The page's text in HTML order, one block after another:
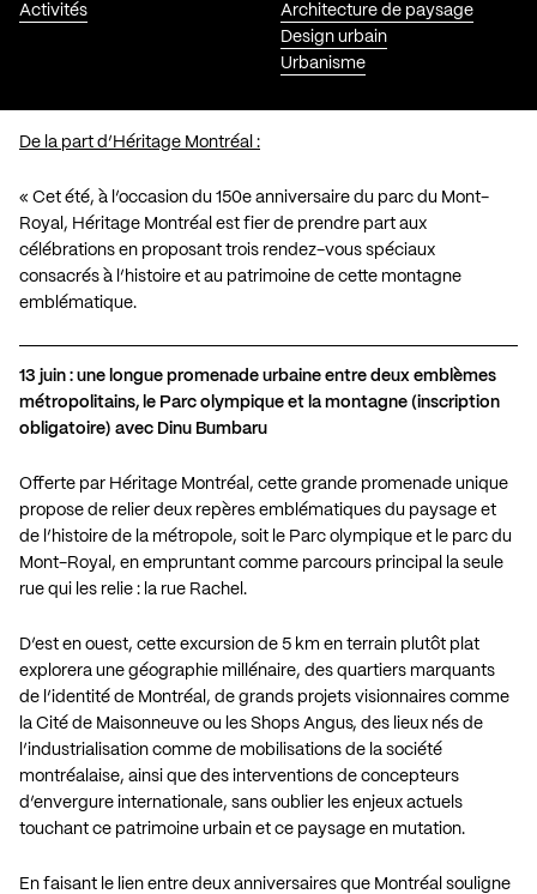
Activités
Architecture de paysage
Design urbain
Urbanisme
De la part d’Héritage Montréal :
« Cet été, à l’occasion du 150e anniversaire du parc du Mont-
Royal, Héritage Montréal est fier de prendre part aux
célébrations en proposant trois rendez-vous spéciaux
consacrés à l’histoire et au patrimoine de cette montagne
emblématique.
13 juin : une longue promenade urbaine entre deux emblèmes
métropolitains, le Parc olympique et la montagne (inscription
obligatoire) avec Dinu Bumbaru
Offerte par Héritage Montréal, cette grande promenade unique
propose de relier deux repères emblématiques du paysage et
de l’histoire de la métropole, soit le Parc olympique et le parc du
Mont-Royal, en empruntant comme parcours principal la seule
rue qui les relie : la rue Rachel.
D’est en ouest, cette excursion de 5 km en terrain plutôt plat
explorera une géographie millénaire, des quartiers marquants
de l’identité de Montréal, de grands projets visionnaires comme
la Cité de Maisonneuve ou les Shops Angus, des lieux nés de
l’industrialisation comme de mobilisations de la société
montréalaise, ainsi que des interventions de concepteurs
d’envergure internationale, sans oublier les enjeux actuels
touchant ce patrimoine urbain et ce paysage en mutation.
En faisant le lien entre deux anniversaires que Montréal souligne